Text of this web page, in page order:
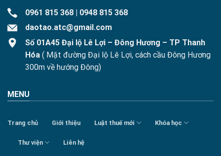
0961 815 368
0948 815 368
daotao.atc@gmail.com
Số 01A45 Đại lộ Lê Lợi – Đông Hương – TP Thanh
Hóa ( Mặt đường Đại lộ Lê Lợi, cách cầu Đông Hương
300m về hướng Đông)
MENU
Trang chủ Giới thiệu Luật thuế mới Khóa học
Thư viện Liên hệ